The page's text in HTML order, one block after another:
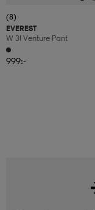
(8)
EVEREST
W 3l Venture Pant
999:-